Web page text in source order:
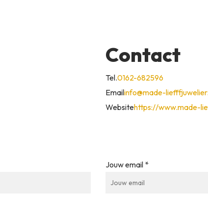
Contact
Tel.0162-682596
Emailinfo@made-
Websitehttps://www.made-
Jouw email *